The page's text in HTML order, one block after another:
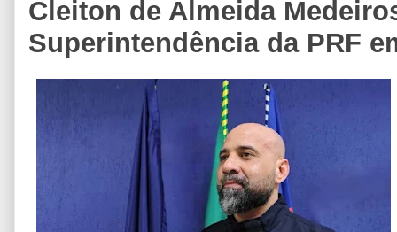
Cleiton de Almeida
Superintendência da PRF